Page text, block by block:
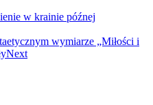
w krainie późnej
wymiarze „Miłości i
Next